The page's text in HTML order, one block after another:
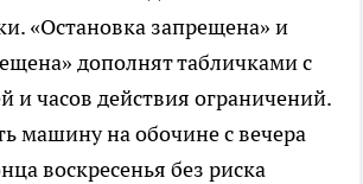
«Остановка запрещена» и
дополнят табличками с
и часов действия ограничений.
машину на обочине с вечера
воскресенья без риска